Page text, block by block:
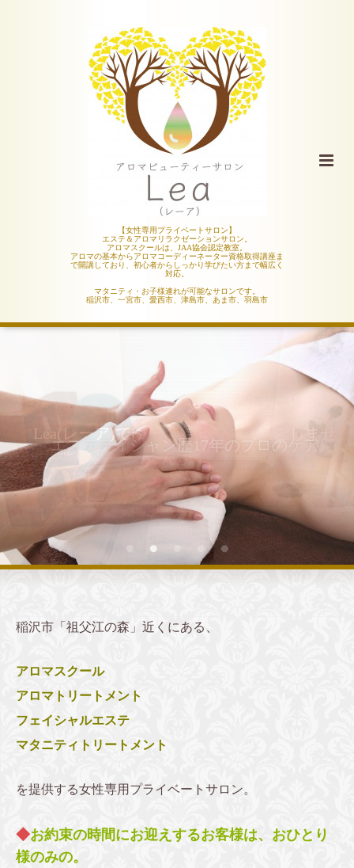
【女性専用プライベートサロン】
エステ＆アロマリラクゼーションサロン。
アロマスクールは、JAA協会認定教室。
アロマの基本からアロマコーディーネーター資格取得講座ま
で開講しており、初心者からしっかり学びたい方まで幅広く
対応。
マタニティ・お子様連れが可能なサロンです。
稲沢市、一宮市、愛西市、津島市、あま市、羽島市
エステティシャン歴17年のプロのケア
稲沢市「祖父江の森」近くにある、
アロマスクール
アロマトリートメント
フェイシャルエステ
マタニティトリートメント
を提供する女性専用プライベートサロン。
◆お約束の時間にお迎えするお客様は、おひとり
様のみの。